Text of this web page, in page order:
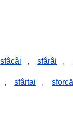
sfâcâi , sfârâi ,
, sfârtai ,